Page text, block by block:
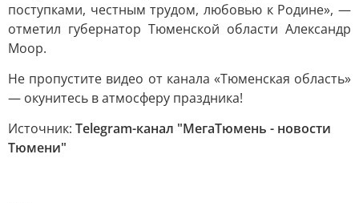
поступками, честным трудом, любовью к Родине», —
отметил губернатор Тюменской области Александр
Моор.
Не пропустите видео от канала «Тюменская область»
— окунитесь в атмосферу праздника!
Источник: Telegram-канал "МегаТюмень - новости
Тюмени"